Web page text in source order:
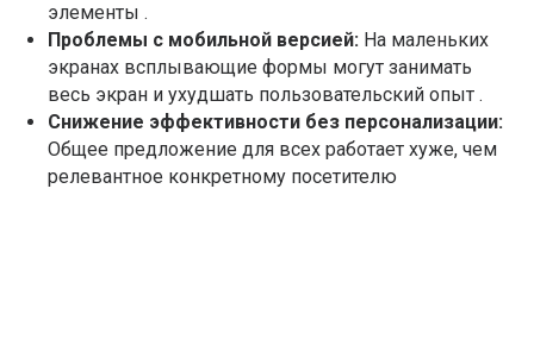
элементы .
Проблемы с мобильной версией: На маленьких
экранах всплывающие формы могут занимать
весь экран и ухудшать пользовательский опыт .
Снижение эффективности без персонализации:
Общее предложение для всех работает хуже, чем
релевантное конкретному посетителю
ПРОДУКТ
Новости
ФОКУЗ PRO
Тарифы
Кейсы
Брендбук
ПОДДЕРЖКА
Связаться с нами
Быстрый старт
Раздел Wiki
Презентации
Глоссарий